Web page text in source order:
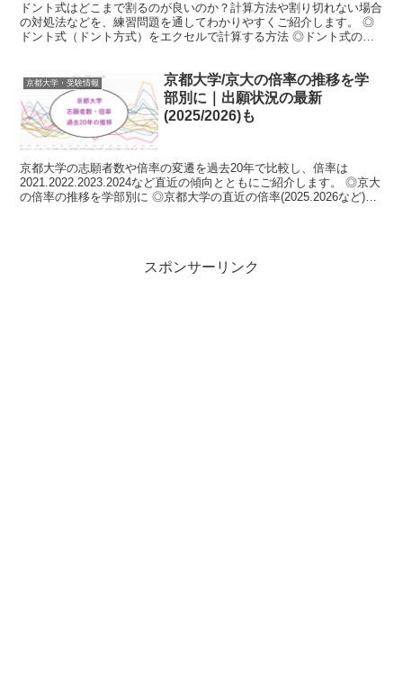
ドント式はどこまで割るのが良いのか？計算方法や割り切れない場合
の対処法などを、練習問題を通してわかりやすくご紹介します。 ◎
ドント式（ドント方式）をエクセルで計算する方法 ◎ドント式のメ
京都大学・受験情報
京都大学/京大の倍率の推移を学
部別に｜出願状況の最新
(2025/2026)も
京都大学の志願者数や倍率の変遷を過去20年で比較し、倍率は
2021.2022.2023.2024など直近の傾向とともにご紹介します。 ◎京大
の倍率の推移を学部別に ◎京都大学の直近の倍率(2025.2026など)の
スポンサーリンク